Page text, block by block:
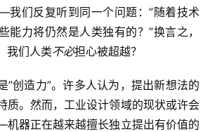
们反复听到同一个问题：”随着技术
能力将仍然是人类独有的？”换言之，
我们人类不必担心被超越？
”创造力”。许多人认为，提出新想法的
质。然而，工业设计领域的现状或许会
器正在越来越擅长独立提出有价值的